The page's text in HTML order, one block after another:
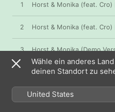
1 Horst & Monika (feat. Cro)
2 Horst & Monika (feat. Cro)
3 Horst & Monika (Demo
Horst & Monika (feat. Cro)
Version]
Joker
Wähle ein anderes
deinen Standort zu
United States